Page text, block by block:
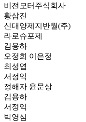
비전모터주식회사
황삼진
신대양제지반월(주)
라로슈포제
김용하
오정희 이은정
최성엽
서정익
정해자 윤문상
김용하
서정익
박영심